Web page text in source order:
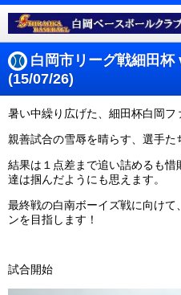
白岡市リーグ戦細田
(15/07/26)
暑い中繰り広げた、細田杯白岡フ
親善試合の雪辱を晴らす、選手た
結果は１点差まで追い詰めるも
達は掴んだようにも思えます。
最終戦の白南ボーイズ戦に向け
ンを目指します！
試合開始